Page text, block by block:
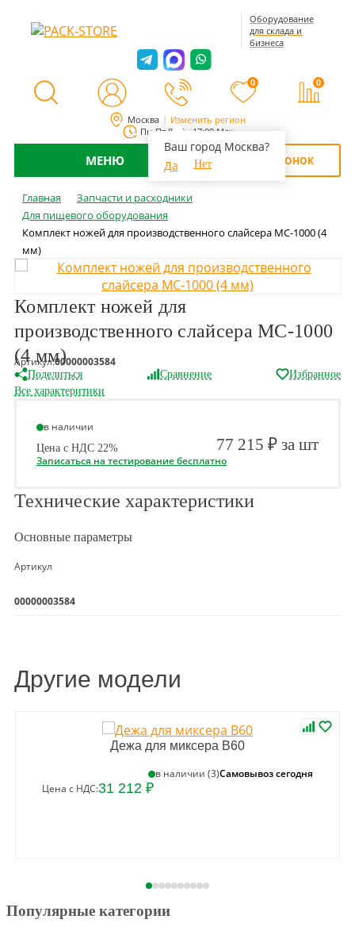
Москва Изменить регион
Ваш город Москва?
Да
Нет
Пн-Пт 8:00 - 17:00 Мск
Оборудование
для склада и
бизнеса
0 0
МЕНЮ ОБРАТНЫЙ ЗВОНОК
Главная
Запчасти и расходники
Для пищевого оборудования
Комплект ножей для производственного слайсера MC-1000 (4
мм)
Комплект ножей для
производственного слайсера MC-1000
(4 мм)
Артикул:00000003584
Поделиться Сравнение
Избранное
Все характеритики
в наличии
Цена с НДС 22% 77 215 ₽ за шт
Записаться на тестирование бесплатно
Технические характеристики
Основные параметры
Артикул
00000003584
Другие модели
Дежа для миксера B60
в наличии (3)Самовывоз сегодня
Цена с НДС:31 212 ₽
Популярные категории